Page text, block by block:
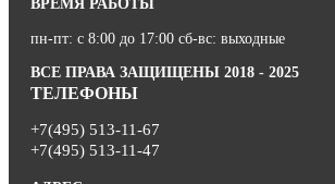
ВРЕМЯ РАБОТЫ
пн-пт: с 8:00 до 17:00 сб-вс: выходные
ВСЕ ПРАВА ЗАЩИЩЕНЫ 2018 - 2025
ТЕЛЕФОНЫ
+7(495) 513-11-67
+7(495) 513-11-47